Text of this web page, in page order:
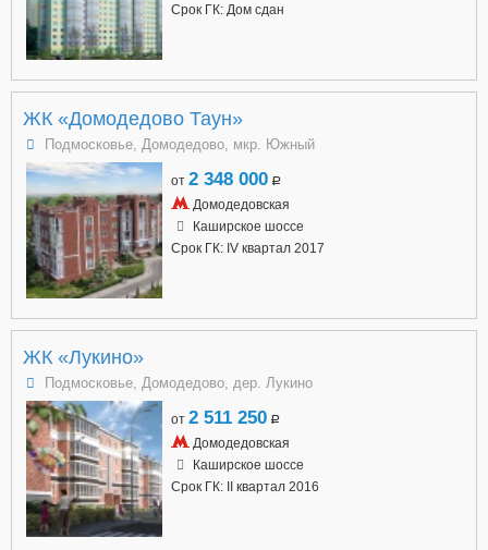
Срок ГК: Дом сдан
ЖК «Домодедово Таун»
Подмосковье, Домодедово, мкр. Южный
от 2 348 000 a
Домодедовская
Каширское шоссе
Срок ГК: IV квартал 2017
ЖК «Лукино»
Подмосковье, Домодедово, дер. Лукино
от 2 511 250 a
Домодедовская
Каширское шоссе
Срок ГК: II квартал 2016